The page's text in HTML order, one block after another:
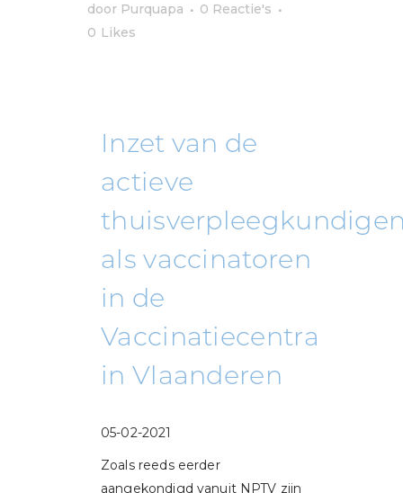
door Purquapa
0 Reactie's
0 Likes
Inzet van de
actieve
als vaccinatoren
in de
Vaccinatiecentra
in Vlaanderen
05-02-2021
Zoals reeds eerder
aangekondigd vanuit NPTV zijn